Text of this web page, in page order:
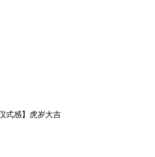
式感】虎岁大吉